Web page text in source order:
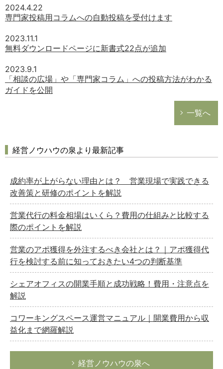
2024.4.22
専門家投稿用コラムへの自動投稿を受付けます
2023.11.1
無料ダウンロードページに新書式22点が追加
2023.9.1
「相談の広場」や「専門家コラム」への投稿方法がわかる
ガイドを公開
一覧へ
経営ノウハウの泉より最新記事
成約率が上がらない理由とは？ 営業現場で実践できる
改善策と研修のポイントを解説
営業代行の料金相場はいくら？費用の仕組みと比較する
際のポイントを解説
営業のアポ獲得を外注するべき会社とは？｜アポ獲得代
行を検討する前に知っておきたい4つの判断基準
シェアオフィスの開業手順と成功戦略！費用・注意点を
解説
コワーキングスペース運営マニュアル｜開業費用から収
益化まで網羅解説
経営ノウハウの泉へ